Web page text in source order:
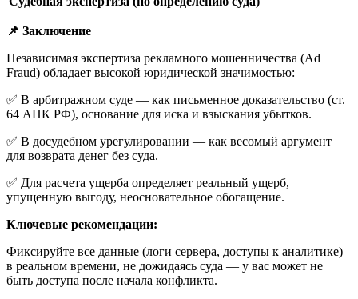
📌 Заключение
Независимая экспертиза рекламного мошенничества (Ad
Fraud) обладает высокой юридической значимостью:
✅ В арбитражном суде — как письменное доказательство (ст.
64 АПК РФ), основание для иска и взыскания убытков.
✅ В досудебном урегулировании — как весомый аргумент
для возврата денег без суда.
✅ Для расчета ущерба определяет реальный ущерб,
упущенную выгоду, неосновательное обогащение.
Ключевые рекомендации:
Фиксируйте все данные (логи сервера, доступы к аналитике)
в реальном времени, не дожидаясь суда — у вас может не
быть доступа после начала конфликта.